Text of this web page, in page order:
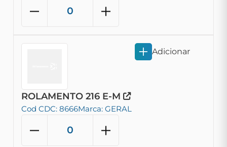
ROLAMENTO 216 E-M
Cod CDC: 8666Marca: GERAL
Adicionar